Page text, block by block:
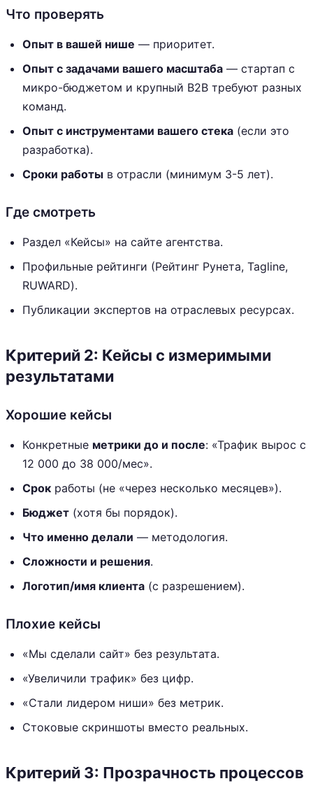
Что проверять
Опыт в вашей нише — приоритет.
Опыт с задачами вашего масштаба — стартап с
микро-бюджетом и крупный B2B требуют разных
команд.
Опыт с инструментами вашего стека (если это
разработка).
Сроки работы в отрасли (минимум 3-5 лет).
Где смотреть
Раздел «Кейсы» на сайте агентства.
Профильные рейтинги (Рейтинг Рунета, Tagline,
RUWARD).
Публикации экспертов на отраслевых ресурсах.
Критерий 2: Кейсы с измеримыми
результатами
Хорошие кейсы
Конкретные метрики до и после: «Трафик вырос с
12 000 до 38 000/мес».
Срок работы (не «через несколько месяцев»).
Бюджет (хотя бы порядок).
Что именно делали — методология.
Сложности и решения.
Логотип/имя клиента (с разрешением).
Плохие кейсы
«Мы сделали сайт» без результата.
«Увеличили трафик» без цифр.
«Стали лидером ниши» без метрик.
Стоковые скриншоты вместо реальных.
Критерий 3: Прозрачность процессов